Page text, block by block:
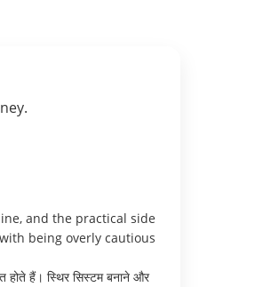
and the practical side
being overly cautious
होते हैं। स्थिर सिस्टम बनाने और